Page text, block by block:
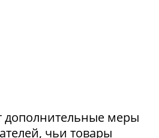
дополнительные меры
чьи товары